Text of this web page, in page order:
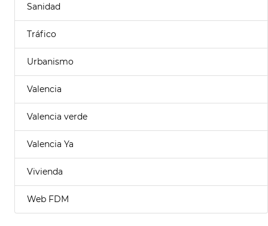
Sanidad
Tráfico
Urbanismo
Valencia
Valencia verde
Valencia Ya
Vivienda
Web FDM